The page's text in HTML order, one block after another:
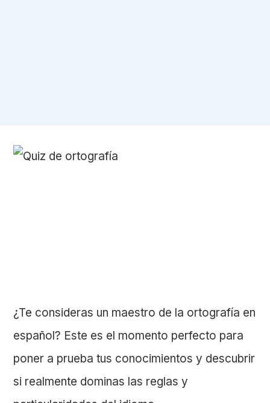
¿Te consideras un maestro de la ortografía en
español? Este es el momento perfecto para
poner a prueba tus conocimientos y descubrir
si realmente dominas las reglas y